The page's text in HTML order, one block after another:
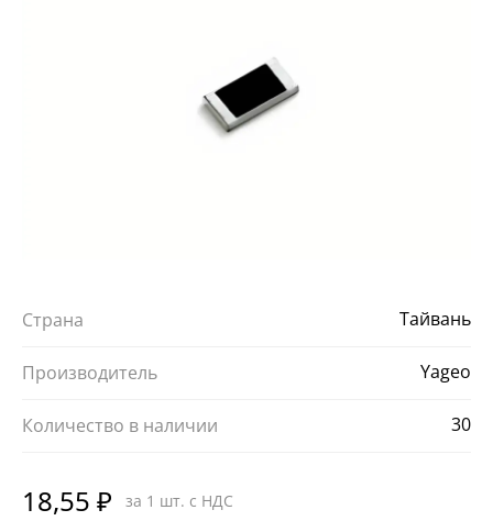
Страна Тайвань
Производитель Yageo
Количество в наличии 30
18,55 ₽ за 1 шт. с НДС